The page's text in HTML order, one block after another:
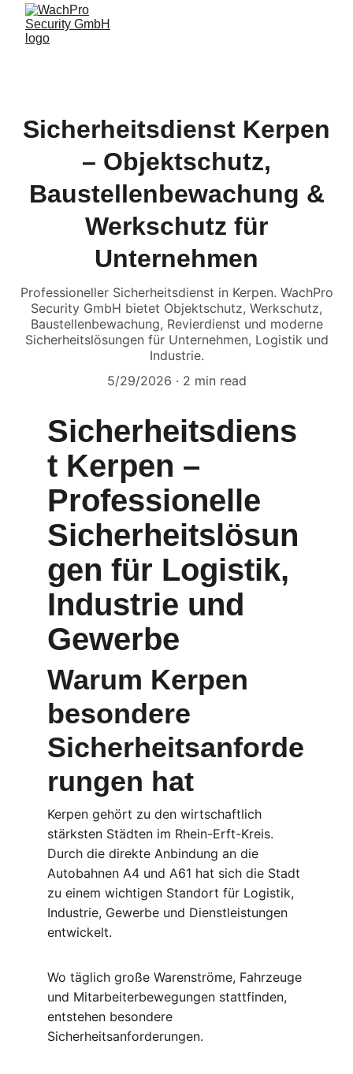
Sicherheitsdienst Kerpen
– Objektschutz,
Baustellenbewachung &
Werkschutz für
Unternehmen
Professioneller Sicherheitsdienst in Kerpen. WachPro
Security GmbH bietet Objektschutz, Werkschutz,
Baustellenbewachung, Revierdienst und moderne
Sicherheitslösungen für Unternehmen, Logistik und
Industrie.
5/29/2026
2 min read
Sicherheitsdiens
t Kerpen –
Professionelle
Sicherheitslösun
gen für Logistik,
Industrie und
Gewerbe
Warum Kerpen
besondere
Sicherheitsanforde
rungen hat
Kerpen gehört zu den wirtschaftlich
stärksten Städten im Rhein-Erft-Kreis.
Durch die direkte Anbindung an die
Autobahnen A4 und A61 hat sich die Stadt
zu einem wichtigen Standort für Logistik,
Industrie, Gewerbe und Dienstleistungen
entwickelt.
Wo täglich große Warenströme, Fahrzeuge
und Mitarbeiterbewegungen stattfinden,
entstehen besondere
Sicherheitsanforderungen.